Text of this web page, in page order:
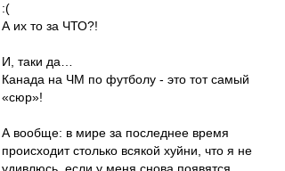
:(
А их то за ЧТО?!
И, таки да…
Канада на ЧМ по футболу - это тот самый
«сюр»!
А вообще: в мире за последнее время
происходит столько всякой хуйни, что я не